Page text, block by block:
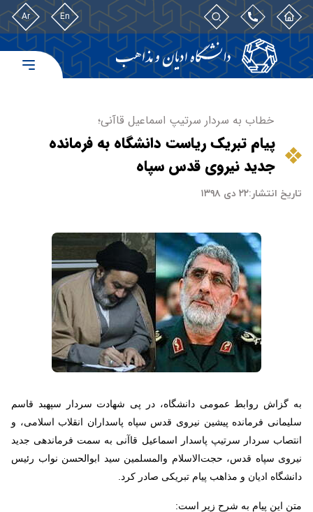
En
Ar
خطاب به سردار سرتیپ اسماعیل قاآنی؛
پیام تبریک ریاست دانشگاه به فرمانده
جدید نیروی قدس سپاه
تاریخ انتشار:۲۲ دی ۱۳۹۸
به گزاش روابط عمومی دانشگاه، در پی شهادت سردار سپهبد قاسم
سلیمانی فرمانده پیشین نیروی قدس سپاه پاسداران انقلاب اسلامی، و
انتصاب سردار سرتیپ پاسدار اسماعیل قاآنی به سمت فرماندهی جدید
نیروی سپاه قدس، حجت‌الاسلام والمسلمین سید ابوالحسن نواب رئیس
دانشگاه ادیان و مذاهب پیام تبریکی صادر کرد.
متن این پیام به شرح زیر است: